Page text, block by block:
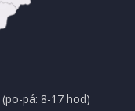
(po-pá: 8-17 hod)